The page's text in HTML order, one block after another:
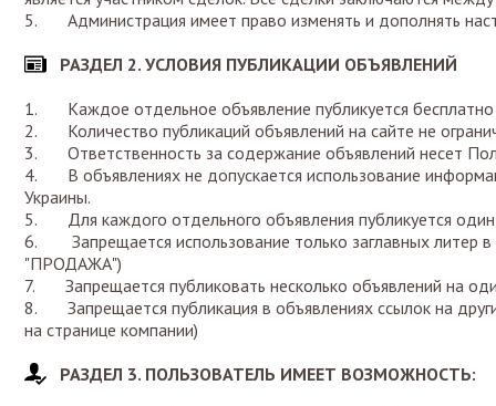
5. Администрация имеет право изменять и дополнять
РАЗДЕЛ 2. УСЛОВИЯ ПУБЛИКАЦИИ ОБЪЯВЛЕНИЙ
1. Каждое отдельное объявление публикуется бесплатно
2. Количество публикаций объявлений на сайте не
3. Ответственность за содержание объявлений несет
4. В объявлениях не допускается использование
Украины.
5. Для каждого отдельного объявления публикуется
6. Запрещается использование только заглавных литер в
"ПРОДАЖА")
7. Запрещается публиковать несколько объявлений на
8. Запрещается публикация в объявлениях ссылок на
на странице компании)
РАЗДЕЛ 3. ПОЛЬЗОВАТЕЛЬ ИМЕЕТ ВОЗМОЖНОСТЬ: